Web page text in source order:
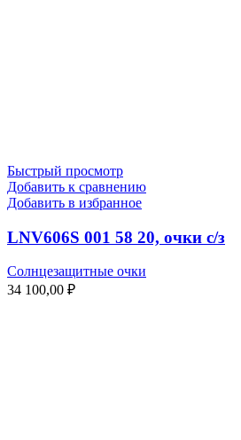
Быстрый просмотр
Добавить к сравнению
Добавить в избранное
LNV606S 001 58 20, очки с/з
Солнцезащитные очки
34 100,00 ₽